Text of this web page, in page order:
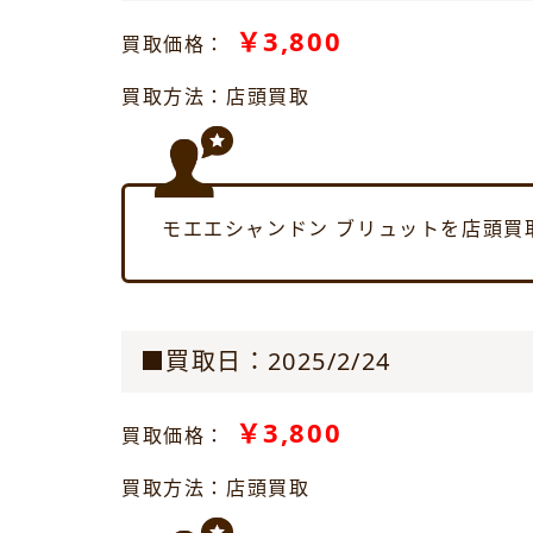
買取価格： ￥3,800
買取方法：店頭買取
モエエシャンドン ブリュットを店頭買
■買取日：2025/2/24
買取価格： ￥3,800
買取方法：店頭買取